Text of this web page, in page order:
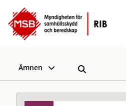
Ämnen